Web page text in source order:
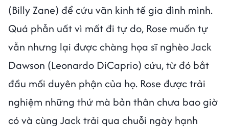
(Billy Zane) để cứu vãn kinh tế gia đình mình.
Quá phẫn uất vì mất đi tự do, Rose muốn tự
vẫn nhưng lại được chàng họa sĩ nghèo Jack
Dawson (Leonardo DiCaprio) cứu, từ đó bắt
đầu mối duyên phận của họ. Rose được trải
nghiệm những thứ mà bản thân chưa bao giờ
có và cùng Jack trải qua chuỗi ngày hạnh